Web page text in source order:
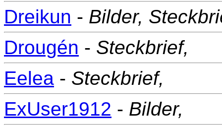
Dreikun - Bilder,
Drougén - Steckbrief,
Eelea - Steckbrief,
ExUser1912 - Bilder,